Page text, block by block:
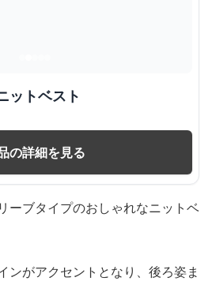
ットベスト
の詳細を見る
ーブタイプのおしゃれなニットベ
ンがアクセントとなり、後ろ姿ま